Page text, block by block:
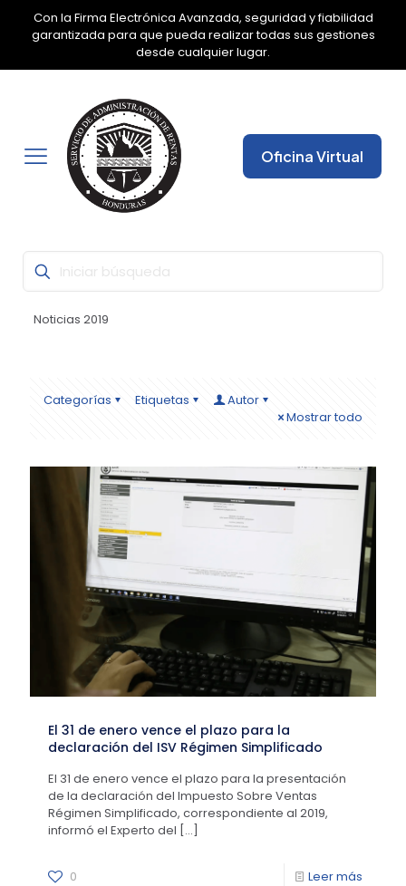
Con la Firma Electrónica Avanzada, seguridad y fiabilidad
garantizada para que pueda realizar todas sus gestiones
desde cualquier lugar.
Oficina Virtual
Noticias 2019
Categorías Etiquetas
Autor
Mostrar todo
El 31 de enero vence el plazo para la
declaración del ISV Régimen Simplificado
El 31 de enero vence el plazo para la presentación
de la declaración del Impuesto Sobre Ventas
Régimen Simplificado, correspondiente al 2019,
informó el Experto del […]
0 Leer más